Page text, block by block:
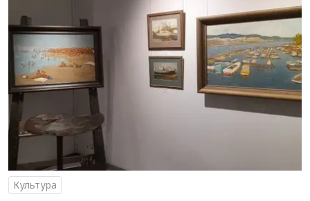
Культура